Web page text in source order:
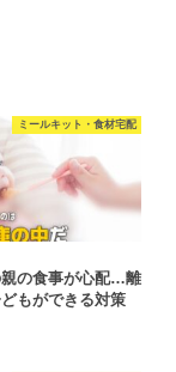
ミールキット・食材宅配
の食事が心配…離
もができる対策